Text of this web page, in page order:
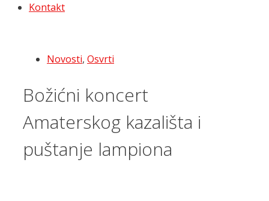
Kontakt
Novosti, Osvrti
Božićni koncert
Amaterskog kazališta i
puštanje lampiona